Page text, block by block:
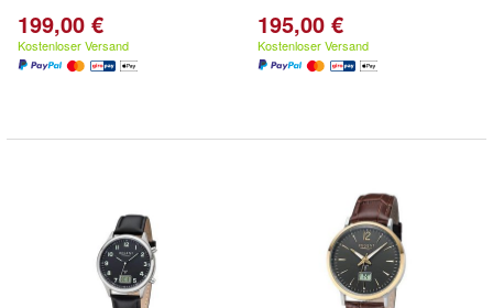
199,00 €
Kostenloser Versand
195,00 €
Kostenloser Versand